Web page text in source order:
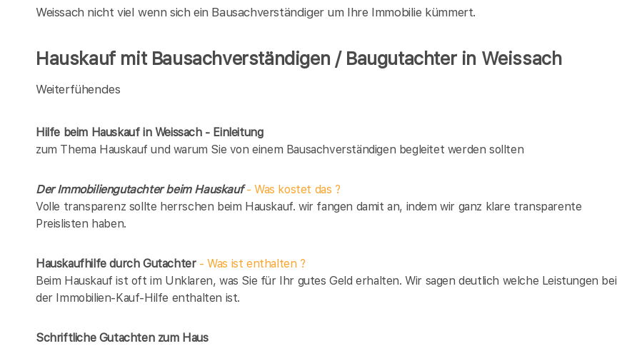
Weissach nicht viel wenn sich ein Bausachverständiger um Ihre Immobilie kümmert.
Hauskauf mit Bausachverständigen / Baugutachter in Weissach
Weiterfühendes
Hilfe beim Hauskauf in Weissach - Einleitung
zum Thema Hauskauf und warum Sie von einem Bausachverständigen begleitet werden sollten
Der Immobiliengutachter beim Hauskauf- Was kostet das ?
Volle transparenz sollte herrschen beim Hauskauf. wir fangen damit an, indem wir ganz klare transparente
Preislisten haben.
Hauskaufhilfe durch Gutachter- Was ist enthalten ?
Beim Hauskauf ist oft im Unklaren, was Sie für Ihr gutes Geld erhalten. Wir sagen deutlich welche Leistungen bei
der Immobilien-Kauf-Hilfe enthalten ist.
Schriftliche Gutachten zum Haus